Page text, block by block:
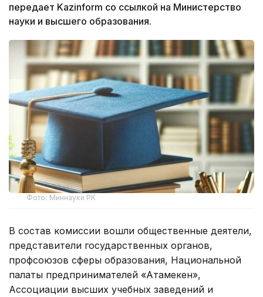
передает Kazinform со ссылкой на Министерство
науки и высшего образования.
Фото: Миннауки РК
В состав комиссии вошли общественные деятели,
представители государственных органов,
профсоюзов сферы образования, Национальной
палаты предпринимателей «Атамекен»,
Ассоциации высших учебных заведений и